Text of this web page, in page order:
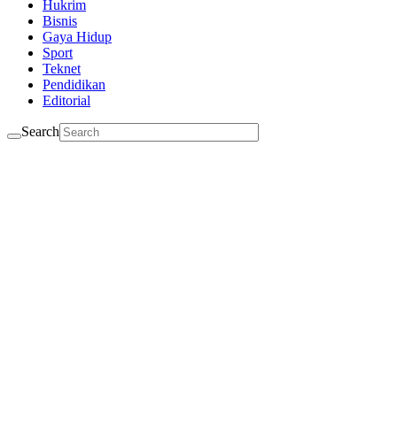
Hukrim
Bisnis
Gaya Hidup
Sport
Teknet
Pendidikan
Editorial
Search